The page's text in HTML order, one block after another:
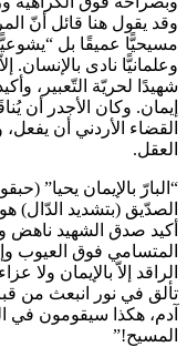
وقد يقول هنا قائل أنّ
مسيحيًّا عميقًا بل
وعلمانيًّا نادى بالإنسان.
شهيدًا لحريّة التّعبير،
إيمان. وكان الأجدر أن
القضاء الأردني أن
العقل.
“البارّ بالإيمان يحيا” (حبقوق 1: 2
الصدّيق (بتشديد الدّال)
أكيد صدق الشهيد ناهض
المتسامي فوق العيوب
الراقد إلاّ بالإيمان ولا
تألق في نور انبعث من
آدم، هكذا سيقومون في
المسيح!”